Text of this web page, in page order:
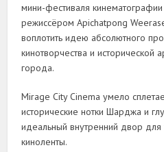
мини-фестиваля кинематографии
режиссёром Apichatpong
воплотить идею абсолютного
кинотворчества и исторической
города.
Mirage City Cinema умело
исторические нотки Шарджа и
идеальный внутренний двор для
киноленты.